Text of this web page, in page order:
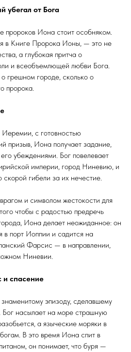
убегал от Бога
пророков Иона стоит особняком.
в Книге Пророка Ионы, — это не
а глубокая притча о
и всеобъемлющей любви Бога.
грешном городе, сколько о
пророка.
с готовностью
призыв, Иона получает задание,
убеждениями. Бог повелевает
империи, город Ниневию, и
скорой гибели за их нечестие.
и символом жестокости для
чтобы с радостью предречь
Иона делает неожиданное: он
в порт Иоппии и садится на
Фарсис — в направлении,
Ниневии.
и спасение
эпизоду, сделавшему
Бог насылает на море страшную
а языческие моряки в
В это время Иона спит в
он понимает, что буря —